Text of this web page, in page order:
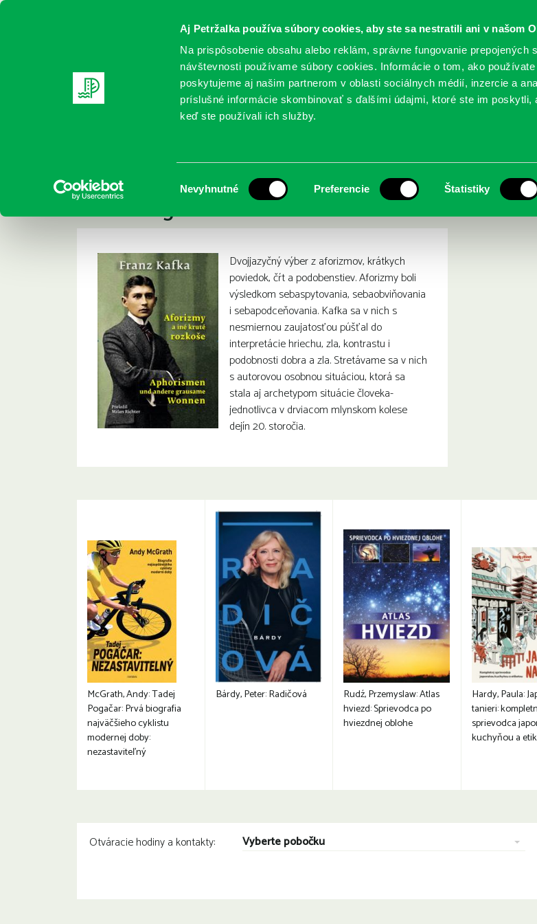
Aj Petržalka používa súbory cookies, aby ste sa nestratili ani v našom
Na prispôsobenie obsahu alebo reklám, správne fungovanie prepojených
návštevnosti používame súbory cookies. Informácie o tom, ako
poskytujeme aj našim partnerom v oblasti sociálnych médií, inzercie a
príslušné informácie skombinovať s ďalšími údajmi, ktoré ste im poskytli,
keď ste používali ich služby.
súhlasu
Nevyhnutné Preferencie Štatistiky
REGISTRUJTE SA ONLINE KATALÓGY SLUŽBY PODUJATIA
Kafka, Franz: Aforizmy a iné kruté
andere grausame Wonnen
Dvojjazyčný výber z aforizmov, krátkych
poviedok, čŕt a podobenstiev. Aforizmy boli
výsledkom sebaspytovania, sebaobviňovania
i sebapodceňovania. Kafka sa v nich s
nesmiernou zaujatosťou púšťal do
interpretácie hriechu, zla, kontrastu i
podobnosti dobra a zla. Stretávame sa v nich
s autorovou osobnou situáciou, ktorá sa
stala aj archetypom situácie človeka-
jednotlivca v drviacom mlynskom kolese
dejín 20. storočia.
McGrath, Andy: Tadej
Pogačar: Prvá biografia
najväčšieho cyklistu
modernej doby:
nezastaviteľný
Bárdy, Peter: Radičová
Rudź, Przemyslaw: Atlas
hviezd: Sprievodca po
hviezdnej oblohe
Hardy, Paula:
tanieri:
sprievodca
kuchyňou a
Otváracie hodiny a kontakty: Vyberte pobočku